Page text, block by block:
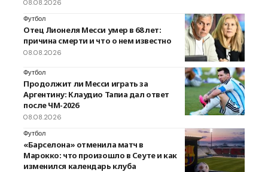
08.08.2026
Футбол
Отец Лионеля Месси умер в 68 лет:
причина смерти и что о нем известно
08.08.2026
Футбол
Продолжит ли Месси играть за
Аргентину: Клаудио Тапиа дал ответ
после ЧМ-2026
08.08.2026
Футбол
«Барселона» отменила матч в
Марокко: что произошло в Сеуте и как
изменился календарь клуба